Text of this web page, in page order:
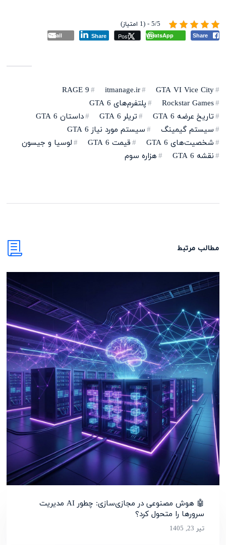
5/5 - (1 امتیاز)
Share
WhatsApp
Post
Share
Email
GTA VI Vice City
itmanage.ir
RAGE 9
Rockstar Games
پلتفرم‌های GTA 6
تاریخ عرضه GTA 6
تریلر GTA 6
داستان GTA 6
سیستم گیمینگ
سیستم مورد نیاز GTA 6
شخصیت‌های GTA 6
قیمت GTA 6
لوسیا و جیسون
نقشه GTA 6
هزاره سوم
مطالب مرتبط
🤖 هوش مصنوعی در مجازی‌سازی: چطور AI مدیریت
سرورها را متحول کرد؟
تیر 23, 1405